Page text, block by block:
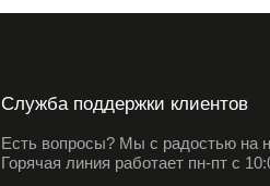
Служба поддержки клиентов
Есть вопросы? Мы с радостью на
Горячая линия работает пн-пт с